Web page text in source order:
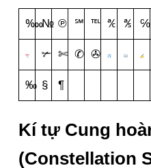
‱№ ℗ ℠ ℡ ℀ ℁ ℅
✃ ✄ ✆ ✇
‰ § ¶
Kí tự Cung
(Constellation